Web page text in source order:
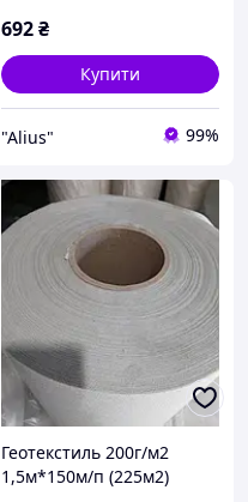
692₴
Купити
"Alius" 99%
Геотекстиль 200г/м2
1,5м*150м/п (225м2)